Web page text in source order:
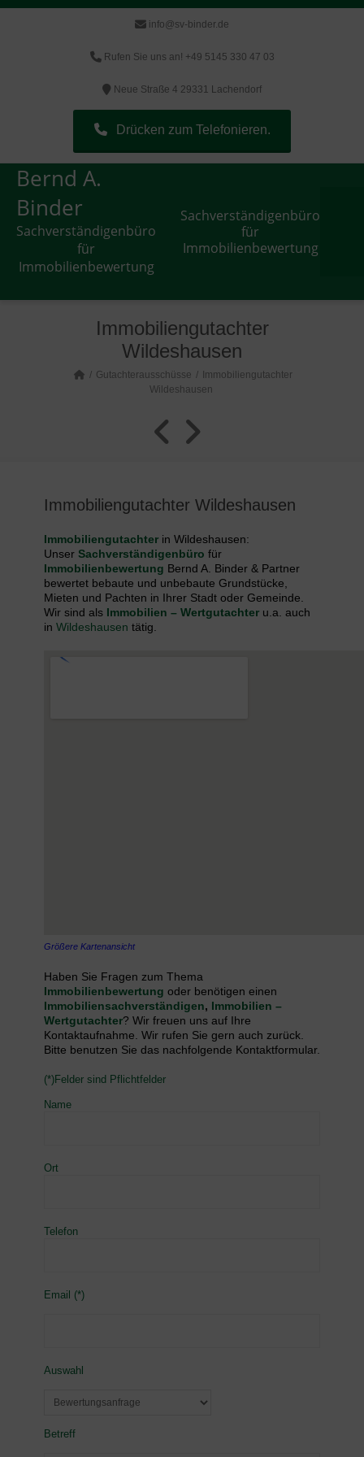
info@sv-binder.de
Rufen Sie uns an! +49 5145 330 47 03
Neue Straße 4 29331 Lachendorf
Drücken zum Telefonieren.
Bernd A.
Binder
Sachverständigenbüro
für
Immobilienbewertung
Sachverständigenbüro
für
Immobilienbewertung
Immobiliengutachter
Wildeshausen
Gutachterausschüsse
Immobiliengutachter
Wildeshausen
Immobiliengutachter Wildeshausen
Immobiliengutachter in Wildeshausen:
Unser Sachverständigenbüro für
Immobilienbewertung Bernd A. Binder & Partner
bewertet bebaute und unbebaute Grundstücke,
Mieten und Pachten in Ihrer Stadt oder Gemeinde.
Wir sind als Immobilien – Wertgutachter u.a. auch
in Wildeshausen tätig.
Größere Kartenansicht
Haben Sie Fragen zum Thema
Immobilienbewertung oder benötigen einen
Immobiliensachverständigen, Immobilien –
Wertgutachter? Wir freuen uns auf Ihre
Kontaktaufnahme. Wir rufen Sie gern auch zurück.
Bitte benutzen Sie das nachfolgende Kontaktformular.
(*)Felder sind Pflichtfelder
Name
Ort
Telefon
Email (*)
Auswahl
Betreff